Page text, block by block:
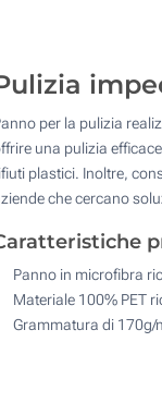
per la pulizia
una pulizia
plastici. Inoltre,
che cercano
Panno in microfibra
Materiale 100% PET
Grammatura di 170g/